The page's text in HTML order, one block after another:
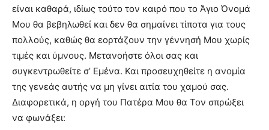
είναι καθαρά, ιδίως τούτο τον καιρό που το Άγιο Όνομά
Μου θα βεβηλωθεί και δεν θα σημαίνει τίποτα για τους
πολλούς, καθώς θα εορτάζουν την γέννησή Μου χωρίς
τιμές και ύμνους. Μετανοήστε όλοι σας και
συγκεντρωθείτε σ’ Εμένα. Και προσευχηθείτε η ανομία
της γενεάς αυτής να µη γίνει αιτία του χαμού σας.
Διαφορετικά, η οργή του Πατέρα Μου θα Τον σπρώξει
να φωνάξει: